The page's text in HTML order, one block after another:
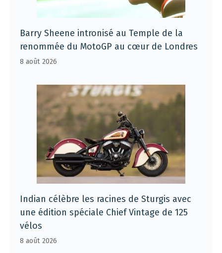
Barry Sheene intronisé au Temple de la
renommée du MotoGP au cœur de Londres
8 août 2026
Indian célèbre les racines de Sturgis avec
une édition spéciale Chief Vintage de 125
vélos
8 août 2026